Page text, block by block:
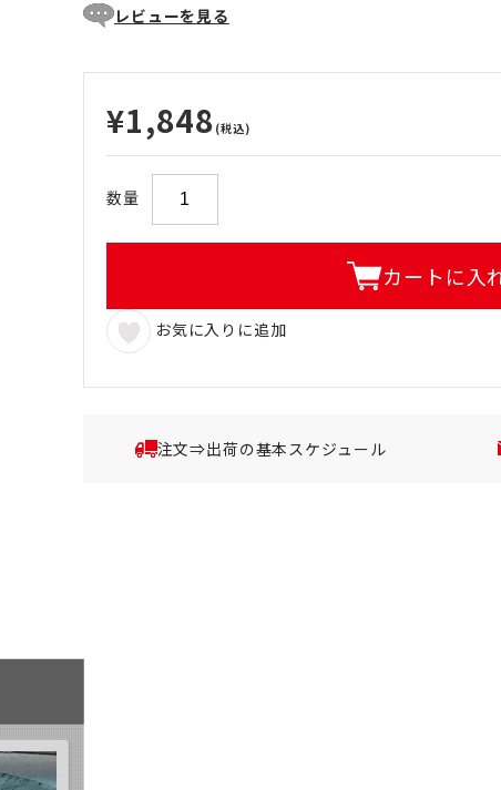
レビューを見る
¥1,848 (税込)
数量
カートに入
お気に入りに追加
注文⇒出荷の基本スケジュール